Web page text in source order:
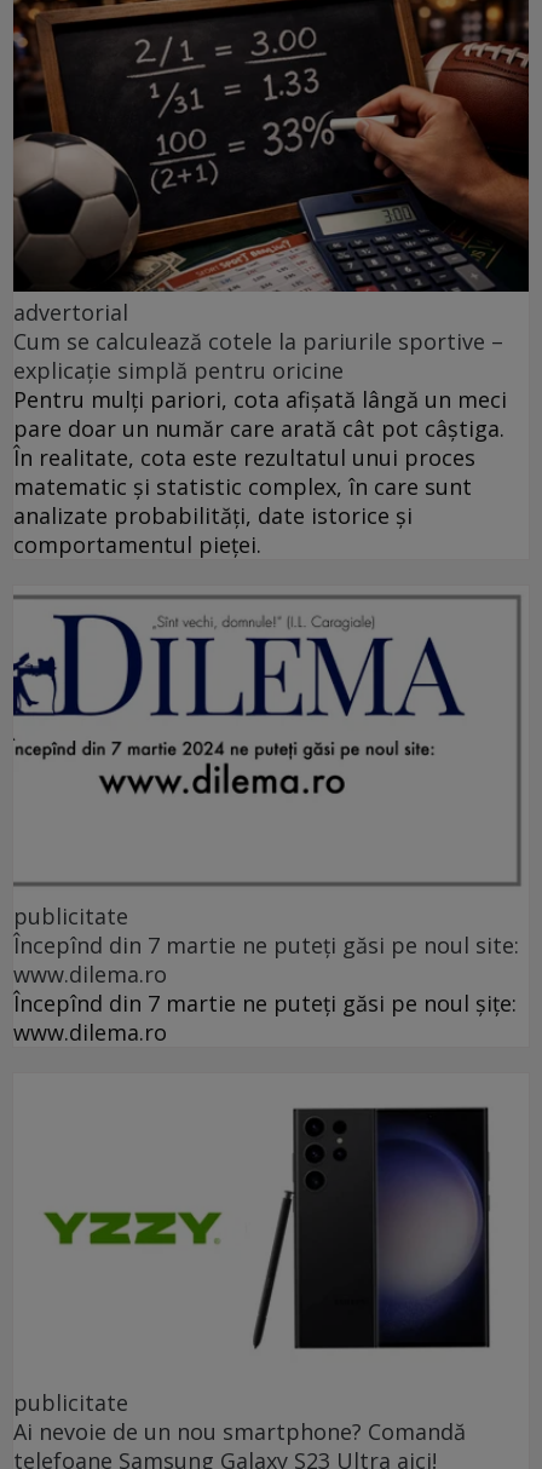
advertorial
Cum se calculează cotele la pariurile sportive –
explicație simplă pentru oricine
Pentru mulți pariori, cota afișată lângă un meci
pare doar un număr care arată cât pot câștiga.
În realitate, cota este rezultatul unui proces
matematic și statistic complex, în care sunt
analizate probabilități, date istorice și
comportamentul pieței.
publicitate
Începînd din 7 martie ne puteți găsi pe noul site:
www.dilema.ro
Începînd din 7 martie ne puteți găsi pe noul șițe:
www.dilema.ro
publicitate
Ai nevoie de un nou smartphone? Comandă
telefoane Samsung Galaxy S23 Ultra aici!